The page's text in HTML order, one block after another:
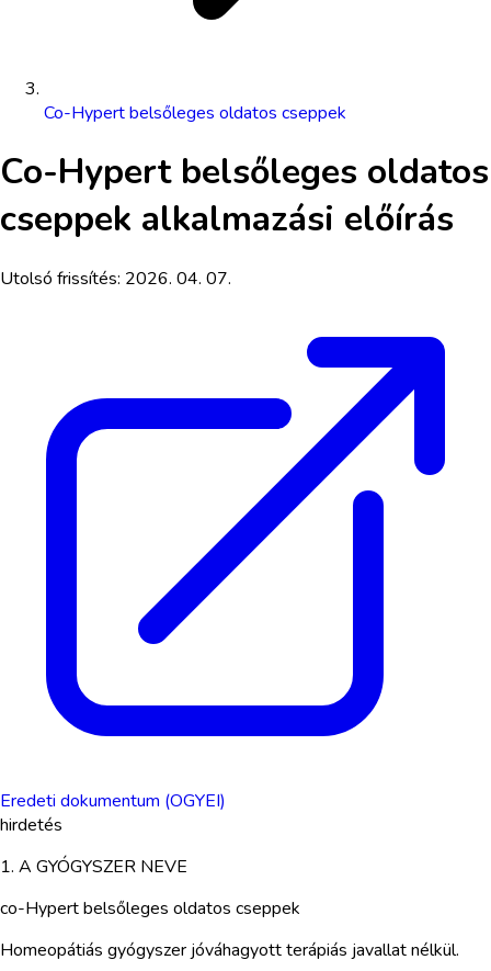
Co-Hypert belsőleges oldatos cseppek
Co-Hypert belsőleges oldatos
cseppek alkalmazási előírás
Utolsó frissítés: 2026. 04. 07.
Eredeti dokumentum (OGYEI)
hirdetés
1. A GYÓGYSZER NEVE
co-Hypert belsőleges oldatos cseppek
Homeopátiás gyógyszer jóváhagyott terápiás javallat nélkül.